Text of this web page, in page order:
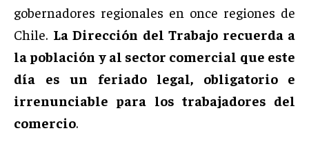
gobernadores regionales en once regiones de
Chile. La Dirección del Trabajo recuerda a
la población y al sector comercial que este
día es un feriado legal, obligatorio e
irrenunciable para los trabajadores del
comercio.